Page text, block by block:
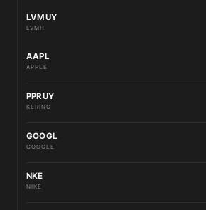
LVMUY
LVMH
AAPL
APPLE
PPRUY
KERING
GOOGL
GOOGLE
NKE
NIKE